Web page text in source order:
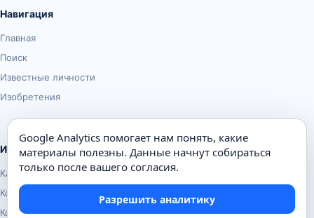
Навигация
Главная
Поиск
Известные личности
Изобретения
Информация
Карта сайта
Контакты
Конфиденциальность
Google Analytics помогает нам понять, какие
материалы полезны. Данные начнут собираться
только после вашего согласия.
Разрешить аналитику